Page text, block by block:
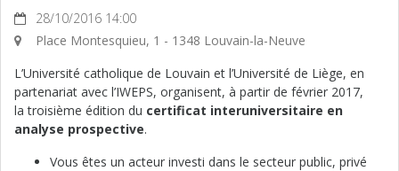
28/10/2016 14:00
Place Montesquieu, 1 - 1348 Louvain-la-Neuve
L’Université catholique de Louvain et l’Université de Liège, en
partenariat avec l’IWEPS, organisent, à partir de février 2017,
la troisième édition du certificat interuniversitaire en
analyse prospective.
Vous êtes un acteur investi dans le secteur public, privé